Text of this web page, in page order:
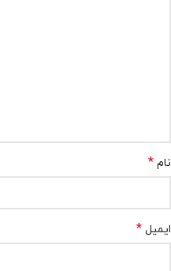
نام *
ایمیل *